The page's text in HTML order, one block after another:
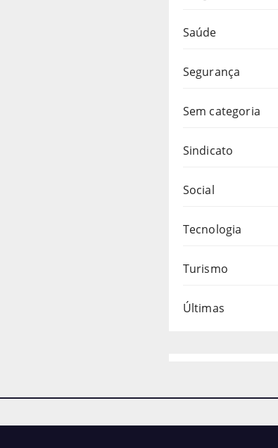
Saúde
Segurança
Sem categoria
Sindicato
Social
Tecnologia
Turismo
Últimas